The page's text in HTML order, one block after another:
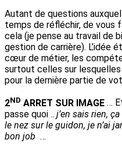
Autant de questions
temps de réfléchir, de vous
cela (je pense au travail de
gestion de carrière). L’idée
cœur de métier, les
surtout celles sur
pour la dernière partie de
2ND ARRET SUR IMAGE …
passe quoi .. j’en sais rien,
le nez sur le guidon, je n’ai
bon job …